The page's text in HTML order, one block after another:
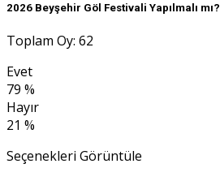
2026 Beyşehir Göl Festivali Yapılmalı mı?
Toplam Oy: 62
Evet
79 %
Hayır
21 %
Seçenekleri Görüntüle